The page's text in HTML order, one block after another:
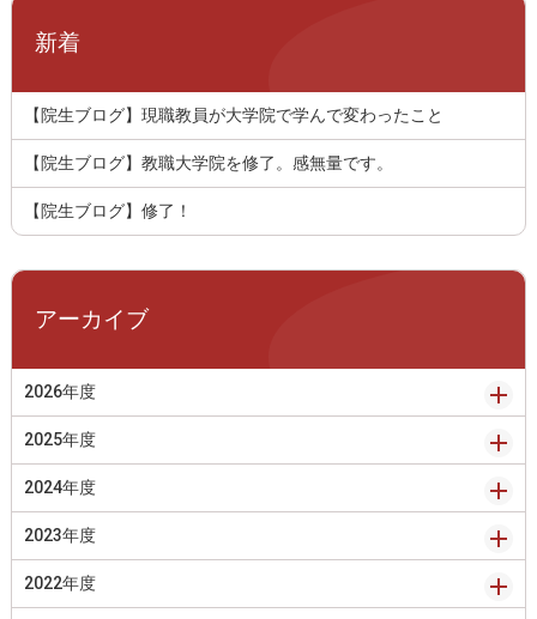
新着
【院生ブログ】現職教員が大学院で学んで変わったこと
【院生ブログ】教職大学院を修了。感無量です。
【院生ブログ】修了！
アーカイブ
2026年度
2025年度
2024年度
2023年度
2022年度